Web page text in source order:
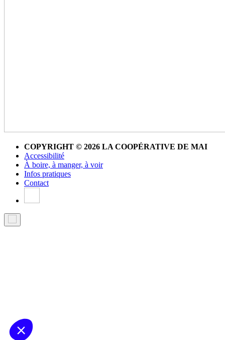
COPYRIGHT © 2026 LA COOPÉRATIVE DE MAI
Accessibilité
À boire, à manger, à voir
Infos pratiques
Contact